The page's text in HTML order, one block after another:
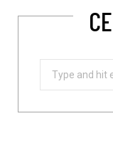
Search